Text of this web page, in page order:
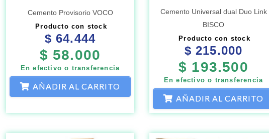
Cemento Provisorio VOCO
Producto con stock
$ 64.444
$ 58.000
En efectivo o transferencia
AÑADIR AL CARRITO
Cemento Universal dual Duo Link
BISCO
Producto con stock
$ 215.000
$ 193.500
En efectivo o transferencia
AÑADIR AL CARRITO